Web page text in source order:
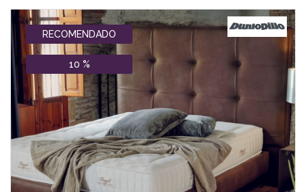
RECOMENDADO
10 %